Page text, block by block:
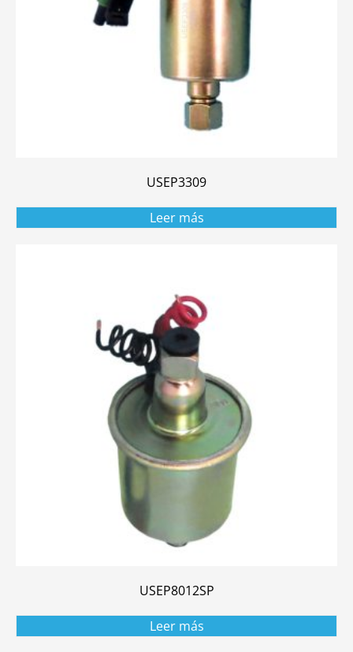
USEP3309
Leer más
USEP8012SP
Leer más